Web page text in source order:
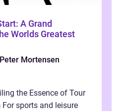
A Grand
Worlds Greatest
Peter Mortensen
the Essence of Tour
For sports and leisure